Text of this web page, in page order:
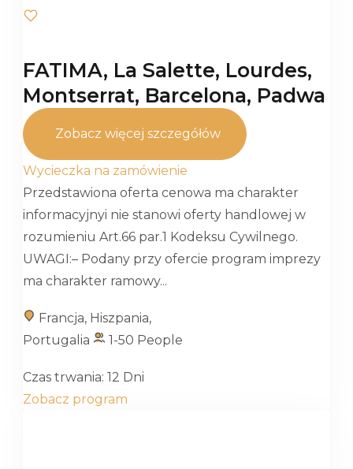
FATIMA, La Salette, Lourdes,
Montserrat, Barcelona, Padwa
Zobacz więcej szczegółów
Wycieczka na zamówienie
Przedstawiona oferta cenowa ma charakter
informacyjnyi nie stanowi oferty handlowej w
rozumieniu Art.66 par.1 Kodeksu Cywilnego.
UWAGI:– Podany przy ofercie program imprezy
ma charakter ramowy...
Francja, Hiszpania,
Portugalia
1-50 People
Czas trwania: 12 Dni
Zobacz program